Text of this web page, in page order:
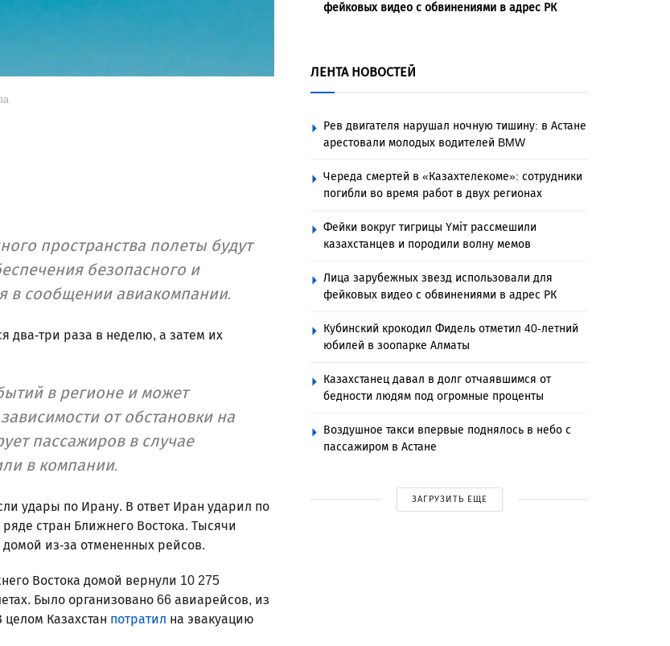
пространства полеты будут
безопасного и
в сообщении авиакомпании.
два-три раза в неделю, а затем их
в регионе и может
от обстановки на
пассажиров в случае
в компании.
удары по Ирану. В ответ Иран ударил по
стран Ближнего Востока. Тысячи
из-за отмененных рейсов.
Востока домой вернули 10 275
Было организовано 66 авиарейсов, из
Казахстан потратил на эвакуацию
фейковых видео с обвинениями в адрес РК
ЛЕНТА НОВОСТЕЙ
Рев двигателя нарушал ночную тишину: в Астане
арестовали молодых водителей BMW
Череда смертей в «Казахтелекоме»: сотрудники
погибли во время работ в двух регионах
Фейки вокруг тигрицы Үміт рассмешили
казахстанцев и породили волну мемов
Лица зарубежных звезд использовали для
фейковых видео с обвинениями в адрес РК
Кубинский крокодил Фидель отметил 40-летний
юбилей в зоопарке Алматы
Казахстанец давал в долг отчаявшимся от
бедности людям под огромные проценты
Воздушное такси впервые поднялось в небо с
пассажиром в Астане
ЗАГРУЗИТЬ ЕЩЕ